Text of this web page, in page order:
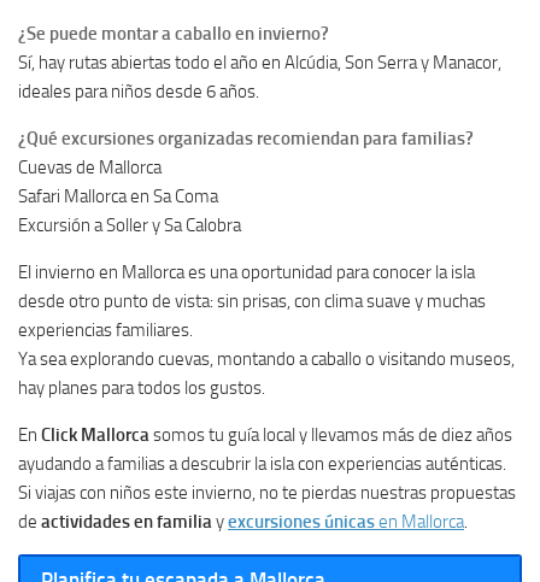
¿Se puede montar a caballo en invierno?
Sí, hay rutas abiertas todo el año en Alcúdia, Son Serra y Manacor,
ideales para niños desde 6 años.
¿Qué excursiones organizadas recomiendan para familias?
Cuevas de Mallorca
Safari Mallorca en Sa Coma
Excursión a Soller y Sa Calobra
El invierno en Mallorca es una oportunidad para conocer la isla
desde otro punto de vista: sin prisas, con clima suave y muchas
experiencias familiares.
Ya sea explorando cuevas, montando a caballo o visitando museos,
hay planes para todos los gustos.
En Click Mallorca somos tu guía local y llevamos más de diez años
ayudando a familias a descubrir la isla con experiencias auténticas.
Si viajas con niños este invierno, no te pierdas nuestras propuestas
de actividades en familia yexcursiones únicasen Mallorca